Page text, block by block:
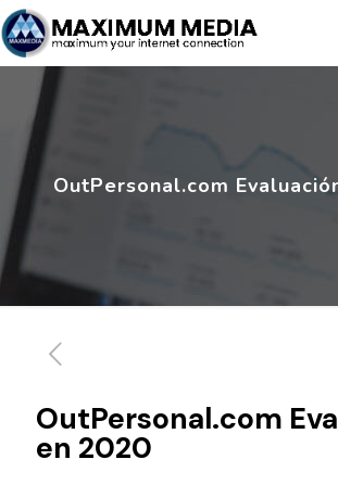
OutPersonal.com
OutPersonal.com
en 2020